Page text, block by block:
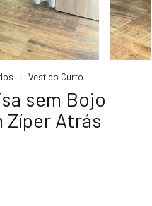
Vestido Curto
sem Bojo
Zíper Atrás